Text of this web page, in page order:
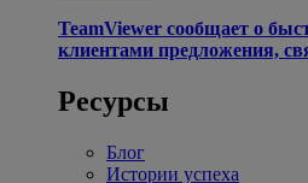
TeamViewer сообщает о
клиентами предложения,
Ресурсы
Блог
Истории успеха